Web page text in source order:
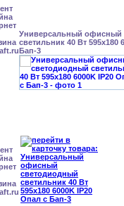
Универсальный офисный
светильник 40 Вт 595x180
Бап-3